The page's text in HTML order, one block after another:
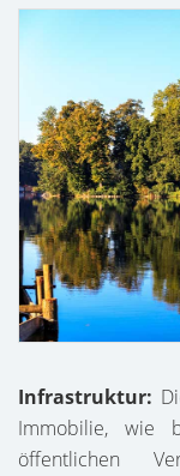
Infrastruktur:
Immobilie, wie
öffentlichen